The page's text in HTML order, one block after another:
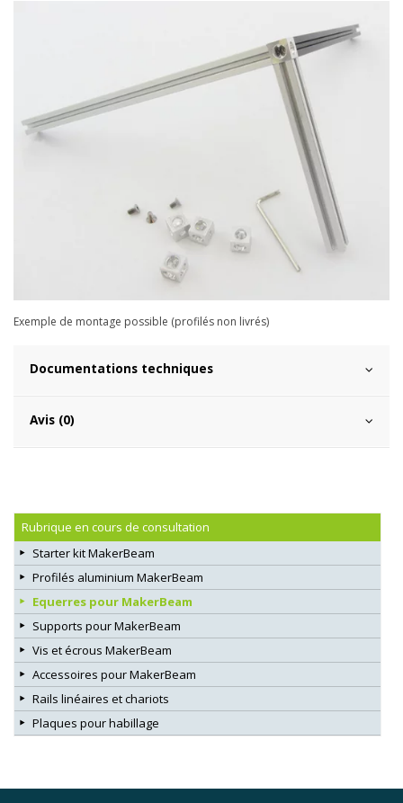
Exemple de montage possible (profilés non livrés)
Documentations techniques
Avis (0)
Rubrique en cours de consultation
Starter kit MakerBeam
Profilés aluminium MakerBeam
Equerres pour MakerBeam
Supports pour MakerBeam
Vis et écrous MakerBeam
Accessoires pour MakerBeam
Rails linéaires et chariots
Plaques pour habillage